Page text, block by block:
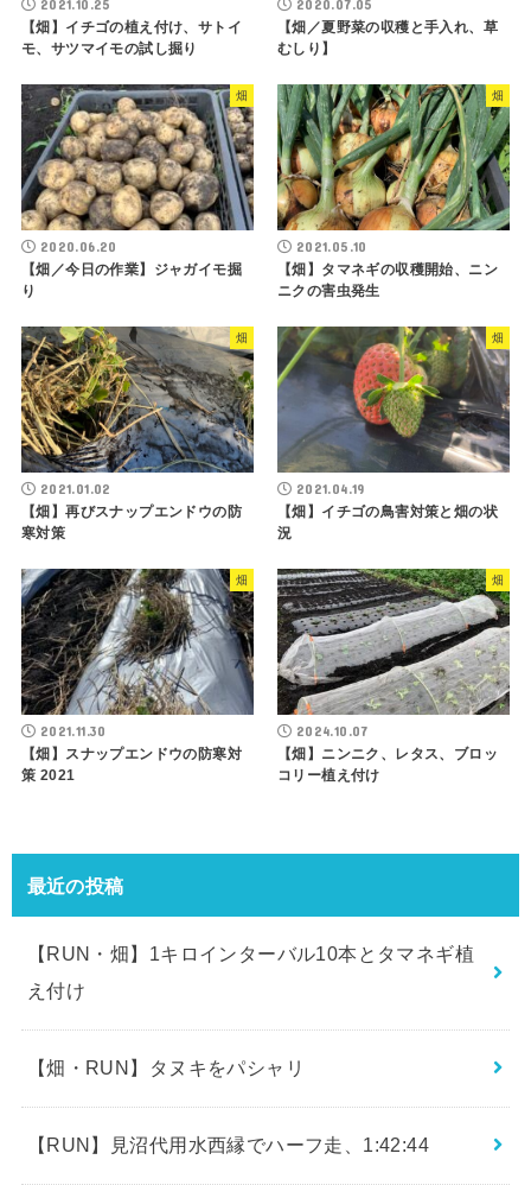
2021.10.25
【畑】イチゴの植え付け、サトイ
モ、サツマイモの試し掘り
2020.07.05
【畑／夏野菜の収穫と手入れ、草
むしり】
畑
2020.06.20
【畑／今日の作業】ジャガイモ掘
り
畑
2021.05.10
【畑】タマネギの収穫開始、ニン
ニクの害虫発生
畑
2021.01.02
【畑】再びスナップエンドウの防
寒対策
畑
2021.04.19
【畑】イチゴの鳥害対策と畑の状
況
畑
2021.11.30
【畑】スナップエンドウの防寒対
策 2021
畑
2024.10.07
【畑】ニンニク、レタス、ブロッ
コリー植え付け
最近の投稿
【RUN・畑】1キロインターバル10本とタマネギ植
え付け
【畑・RUN】タヌキをパシャリ
【RUN】見沼代用水西縁でハーフ走、1:42:44